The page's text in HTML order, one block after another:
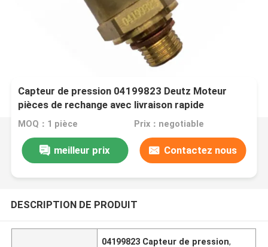
Capteur de pression 04199823 Deutz Moteur
pièces de rechange avec livraison rapide
MOQ：1 pièce Prix：negotiable
meilleur prix Contactez nous
DESCRIPTION DE PRODUIT
04199823 Capteur de pression,